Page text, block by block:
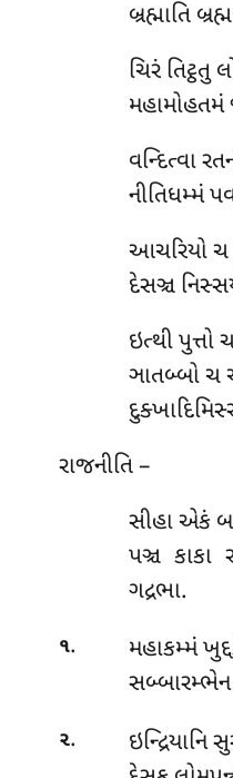
બ્રહ્માતિ
ચિરં
વન્દિત્વા
નીતિધમ્મં
આચરિયો ચ
દેસઞ્ચ
ઇત્થી પુત્તો
ઞાતબ્બો ચ
રાજનીતિ –
સીહા એકં
પઞ્ચ
ગદ્રભા.
૧.
મહાકમ્મં
૨.